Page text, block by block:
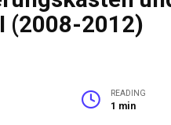
(2008-2012)
READING
1 min